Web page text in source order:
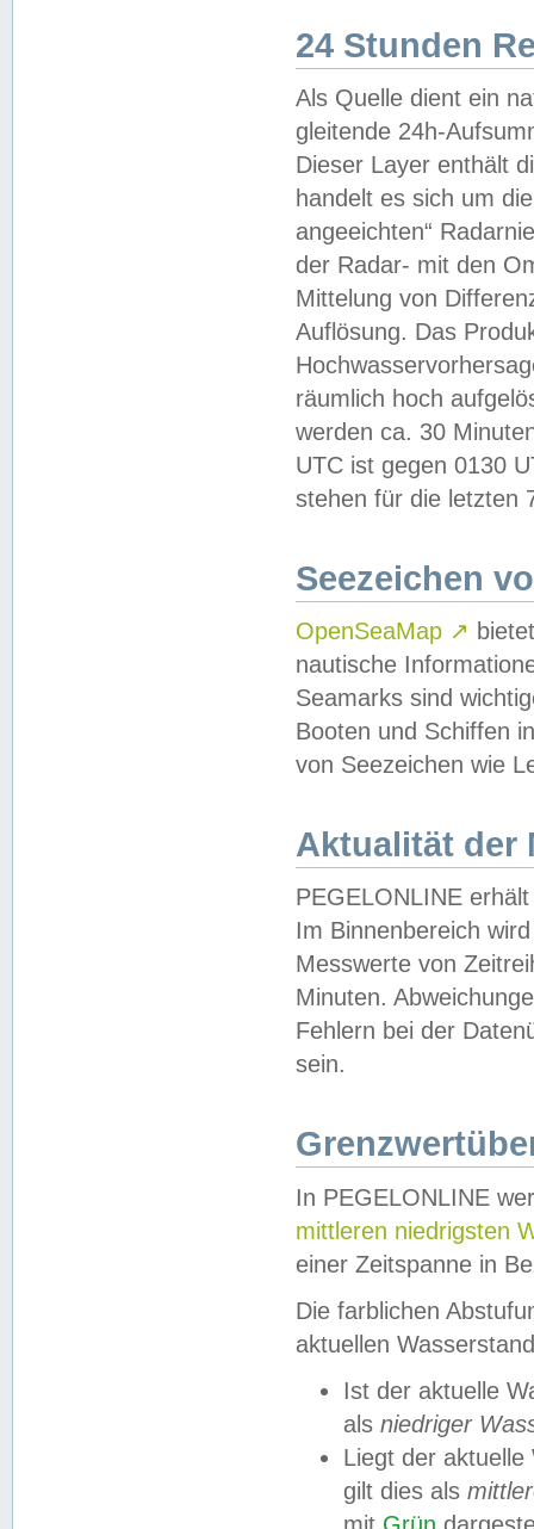
24 Stunden
Als Quelle dient ein
gleitende 24h-
Dieser Layer enthält
handelt es sich um
angeeichten“
der Radar- mit den
Mittelung von
Auflösung. Das
räumlich hoch
werden ca. 30
UTC ist gegen 0130
stehen für die letzten
Seezeichen
OpenSeaMap ↗
nautische
Seamarks sind
Booten und Schiffen
von Seezeichen wie
Aktualität der
PEGELONLINE
Im Binnenbereich
Messwerte von
Minuten.
Fehlern bei der
sein.
In PEGELONLINE
mittleren niedrigsten
einer Zeitspanne in
Die farblichen
aktuellen
Ist der aktuelle
als niedriger
Liegt der
gilt dies als
mit Grün